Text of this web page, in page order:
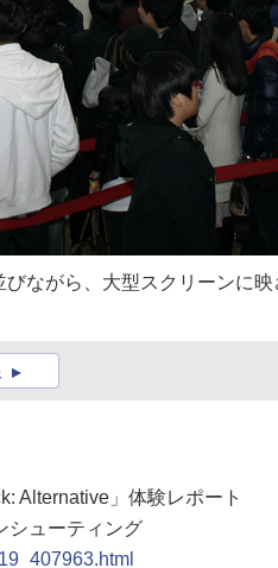
ながら、大型スクリーンに
Alternative」体験レポート
シューティング